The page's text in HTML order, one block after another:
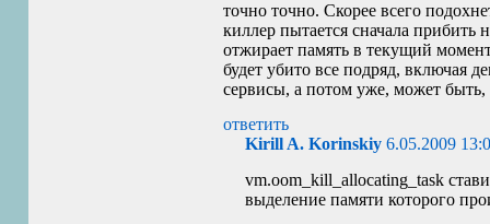
точно точно. Скорее всего
киллер пытается сначала прибить
отжирает память в текущий
будет убито все подряд, включая
сервисы, а потом уже, может
ответить
Kirill A. Korinskiy 6.05.2009
vm.oom_kill_allocating_task
выделение памяти которого